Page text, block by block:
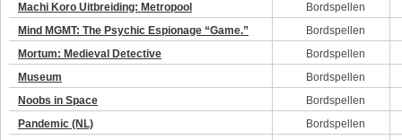
Machi Koro Uitbreiding: Metropool
Bordspellen
Mind MGMT: The Psychic Espionage “Game.”
Bordspellen
Mortum: Medieval Detective
Bordspellen
Museum
Bordspellen
Noobs in Space
Bordspellen
Pandemic (NL)
Bordspellen